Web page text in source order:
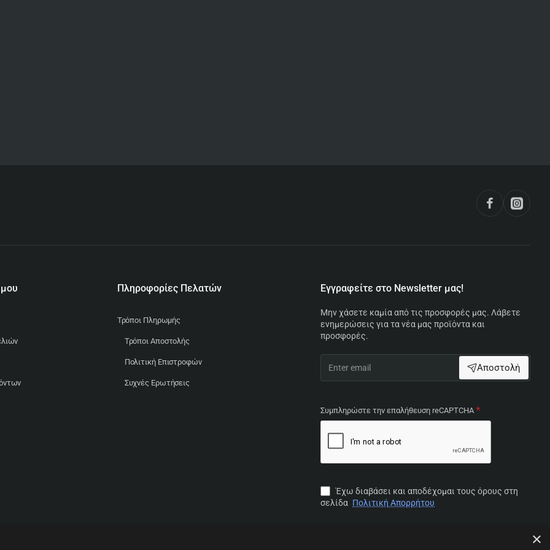
Πληροφορίες Πελατών
Τρόποι Πληρωμής
Τρόποι Αποστολής
Πολιτική Επιστροφών
Συχνές Ερωτήσεις
Εγγραφείτε στο Newsletter μας!
Μην χάσετε καμία από τις προσφορές μας. Λάβετε
ενημερώσεις για τα νέα μας προϊόντα και
προσφορές.
email
Αποστολή
Συμπληρώστε την επαλήθευση reCAPTCHA
Έχω διαβάσει και αποδέχομαι τους όρους στη
σελίδα Πολιτική Απορρήτου
×